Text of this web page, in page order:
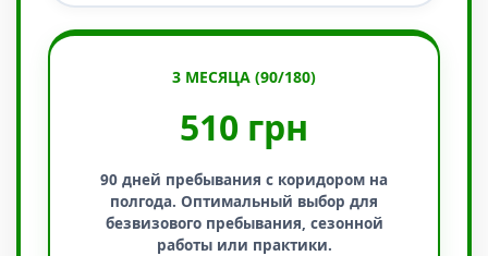
3 МЕСЯЦА (90/180)
510 грн
90 дней пребывания с коридором на
полгода. Оптимальный выбор для
безвизового пребывания, сезонной
работы или практики.